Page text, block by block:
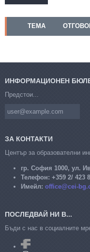
ТЕМА
ИНФОРМАЦИОНЕН
Предстои...
ЗА КОНТАКТИ
Център за образователни
гр. София 1000, ул.
Телефон: +359 2/ 423
Имейл: office@cei-
ПОСЛЕДВАЙ НИ В...
Бъди с нас в социалните